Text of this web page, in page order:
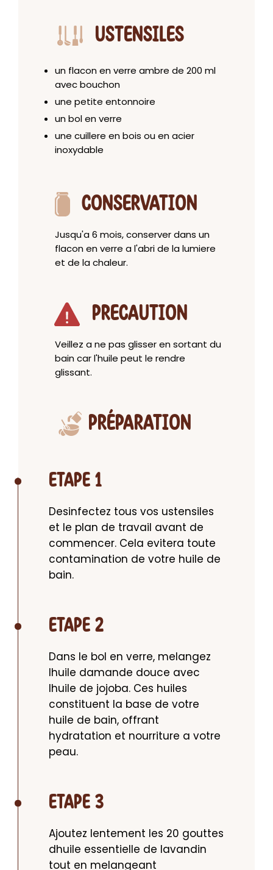
USTENSILES
un flacon en verre ambre de 200 ml
avec bouchon
une petite entonnoire
un bol en verre
une cuillere en bois ou en acier
inoxydable
CONSERVATION
Jusqu'a 6 mois, conserver dans un
flacon en verre a l'abri de la lumiere
et de la chaleur.
PRECAUTION
Veillez a ne pas glisser en sortant du
bain car l'huile peut le rendre
glissant.
PRÉPARATION
ETAPE 1
Desinfectez tous vos ustensiles
et le plan de travail avant de
commencer. Cela evitera toute
contamination de votre huile de
bain.
ETAPE 2
Dans le bol en verre, melangez
lhuile damande douce avec
lhuile de jojoba. Ces huiles
constituent la base de votre
huile de bain, offrant
hydratation et nourriture a votre
peau.
ETAPE 3
Ajoutez lentement les 20 gouttes
dhuile essentielle de lavandin
tout en melangeant